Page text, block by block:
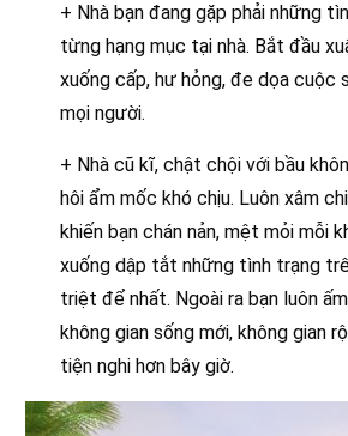
+ Nhà bạn đang gặp phải những
từng hạng mục tại nhà. Bắt đầu
xuống cấp, hư hỏng, đe dọa cuộc
mọi người.
+ Nhà cũ kĩ, chật chội với bầu
hôi ẩm mốc khó chịu. Luôn xâm
khiến bạn chán nản, mệt mỏi mỗi
xuống dập tắt những tình trạng
triệt để nhất. Ngoài ra bạn luôn
không gian sống mới, không gian
tiện nghi hơn bây giờ.